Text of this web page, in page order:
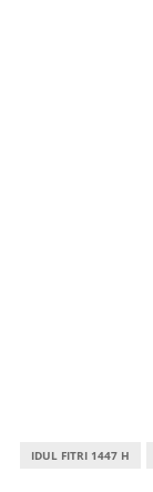
IDUL FITRI 1447 H